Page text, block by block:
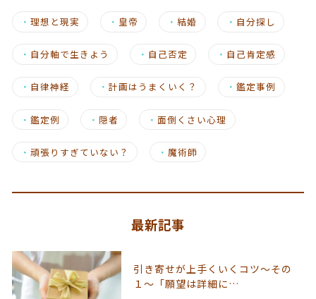
・ 理想と現実 ・ 皇帝 ・ 結婚 ・ 自分探し
・ 自分軸で生きよう ・ 自己否定 ・ 自己肯定感
・ 自律神経 ・計画はうまくいく？ ・鑑定事例
・ 鑑定例 ・ 隠者 ・面倒くさい心理
・ 頑張りすぎていない？ ・ 魔術師
最新記事
引き寄せが上手くいくコツ～その
１～「願望は詳細に…